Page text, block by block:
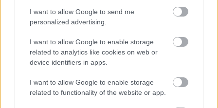
I want to allow Google to send me
personalized advertising.
I want to allow Google to enable storage
related to analytics like cookies on web or
device identifiers in apps.
I want to allow Google to enable storage
related to functionality of the website or app.
Bak (12. 22-01. 20.)Mivel a pénz megronthat
szerelmi, üzleti, szakmai kapcsolatokat; ne keverd
össze az üzletet a szexszel, s ha nem védekezel,
kilenc hónap múlva anyuka lehetsz.